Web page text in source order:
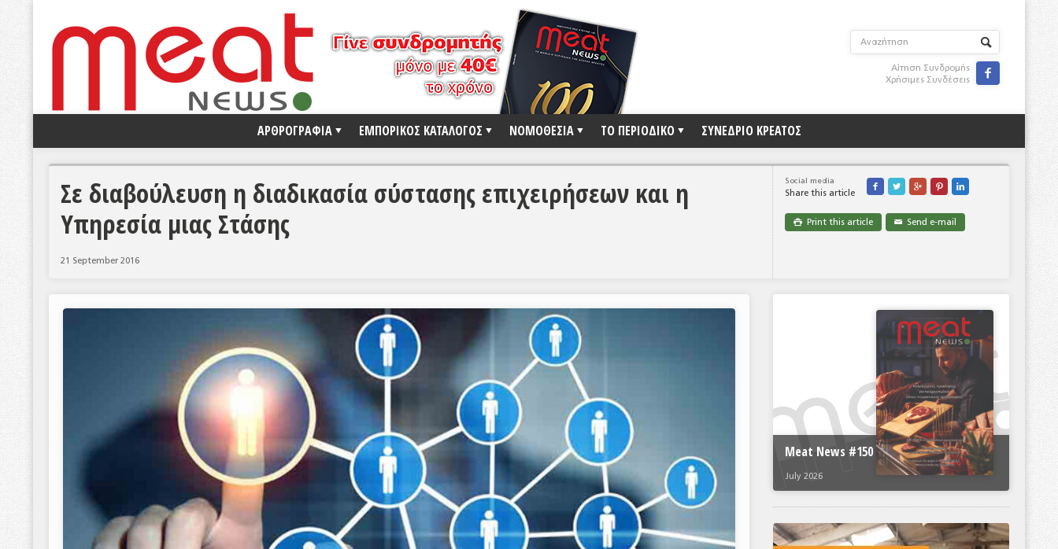
Αίτηση Συνδρομής
Χρήσιμες Συνδέσεις

ΑΡΘΡΟΓΡΑΦΙΑ ΕΜΠΟΡΙΚΟΣ ΚΑΤΑΛΟΓΟΣ ΝΟΜΟΘΕΣΙΑ ΤΟ ΠΕΡΙΟΔΙΚΟ ΣΥΝΕΔΡΙΟ ΚΡΕΑΤΟΣ
Social media
Share this article
    
 Print this article ✉ Send e-mail
Σε διαβούλευση η διαδικασία σύστασης επιχειρήσεων και η
Υπηρεσία μιας Στάσης
21 September 2016
Meat News #150
July 2026